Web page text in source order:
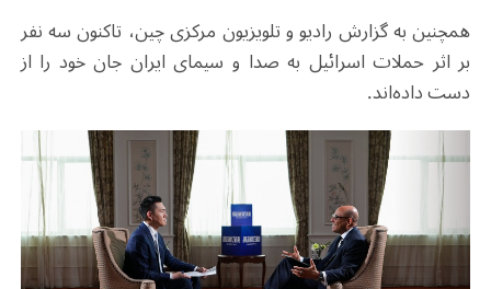
همچنین به گزارش رادیو و تلویزیون مرکزی چین، تاکنون سه نفر
بر اثر حملات اسرائیل به صدا و سیمای ایران جان خود را از
دست داده‌اند.